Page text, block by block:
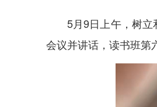
5月9日上午，树
会议并讲话，读书班第